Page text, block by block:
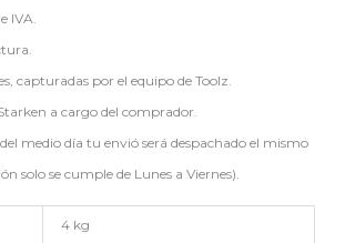
IVA.
capturadas por el equipo de Toolz.
a cargo del comprador.
medio día tu envió será despachado el mismo
solo se cumple de Lunes a Viernes).
4 kg